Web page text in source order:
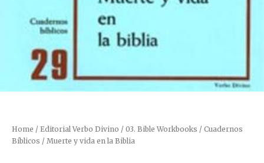
Home / Editorial Verbo Divino / 03. Bible Workbooks / Cuadernos
Bíblicos / Muerte y vida en la Biblia